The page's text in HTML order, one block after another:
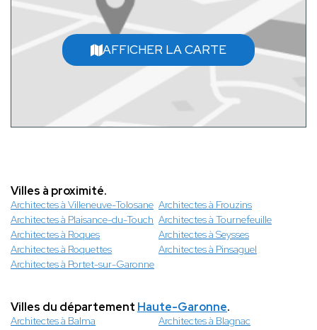
AFFICHER LA CARTE
Villes à proximité.
Architectes à Villeneuve-Tolosane Architectes à Frouzins
Architectes à Plaisance-du-Touch Architectes à Tournefeuille
Architectes à Roques
Architectes à Seysses
Architectes à Roquettes
Architectes à Pinsaguel
Architectes à Portet-sur-Garonne
Villes du département Haute-Garonne.
Architectes à Balma
Architectes à Blagnac